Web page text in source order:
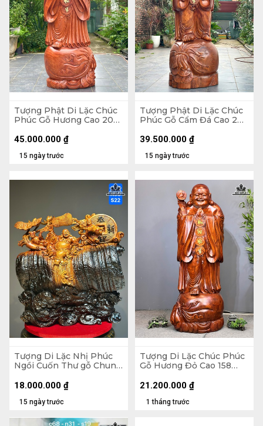
Tượng Phật Di Lặc Chúc
Phúc Gỗ Hương Cao 200
15 ngày trước
45.000.000 ₫
Tượng Phật Di Lặc Chúc
Phúc Gỗ Cẩm Đá Cao 200
15 ngày trước
39.500.000 ₫
Tượng Di Lặc Nhị Phúc
Ngồi Cuốn Thư gỗ Chun
50 Sâu 22 (cm)
15 ngày trước
18.000.000 ₫
Tượng Di Lặc Chúc Phúc
Gỗ Hương Đỏ Cao 158
1 tháng trước
21.200.000 ₫